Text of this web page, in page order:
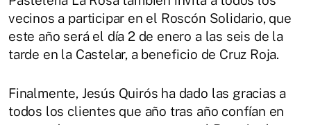
vecinos a participar en el Roscón Solidario, que
este año será el día 2 de enero a las seis de la
tarde en la Castelar, a beneficio de Cruz Roja.
Finalmente, Jesús Quirós ha dado las gracias a
todos los clientes que año tras año confían en